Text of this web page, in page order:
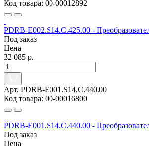
Код товара: 00-00012892
PDRB-E002.S14.C.425.00 -
Под заказ
Цена
32 085 р.
Арт. PDRB-E001.S14.C.440.00
Код товара: 00-00016800
PDRB-E001.S14.C.440.00 -
Под заказ
Цена